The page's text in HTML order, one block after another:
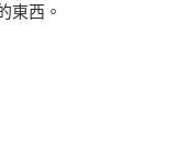
東西。